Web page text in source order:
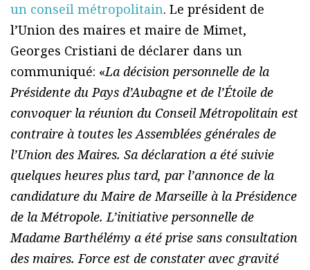
un conseil métropolitain. Le président de
l’Union des maires et maire de Mimet,
Georges Cristiani de déclarer dans un
communiqué: «La décision personnelle de la
Présidente du Pays d’Aubagne et de l’Étoile de
convoquer la réunion du Conseil Métropolitain est
contraire à toutes les Assemblées générales de
l’Union des Maires. Sa déclaration a été suivie
quelques heures plus tard, par l’annonce de la
candidature du Maire de Marseille à la Présidence
de la Métropole. L’initiative personnelle de
Madame Barthélémy a été prise sans consultation
des maires. Force est de constater avec gravité